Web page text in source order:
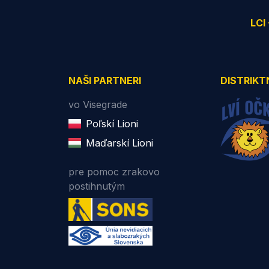
LCI
NAŠI PARTNERI
vo Visegrade
Poľskí Lioni
Maďarskí Lioni
pre pomoc zrakovo
postihnutým